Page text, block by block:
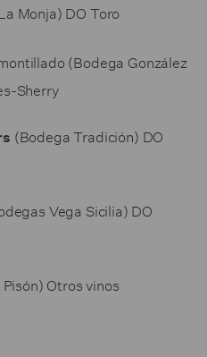
Monja) DO Toro
(Bodega González
Sherry
(Bodega Tradición) DO
Vega Sicilia) DO
Otros vinos